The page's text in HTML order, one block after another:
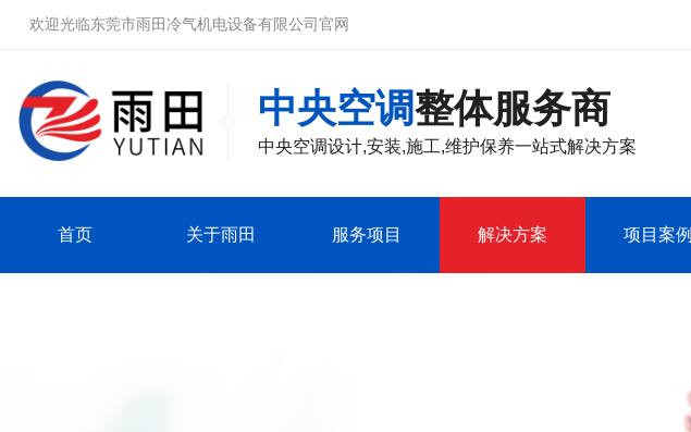
欢迎光临东莞市雨田冷气机电设备有限公司官网
中央空调整体服务商
中央空调设计,安装,施工,维护保养一站式解决方案
首页 关于雨田 服务项目 解决方案 项目案例